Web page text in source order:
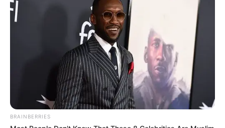
BRAINBERRIES